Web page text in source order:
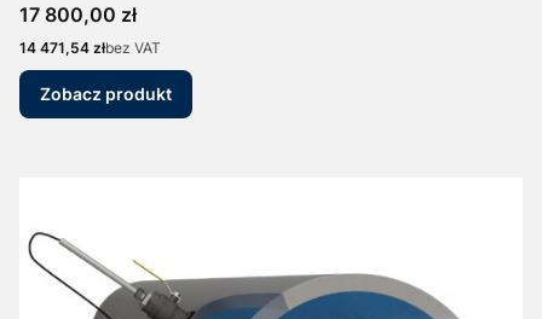
Cena
17 800,00 zł
Cena
14 471,54 złbez VAT
Zobacz produkt